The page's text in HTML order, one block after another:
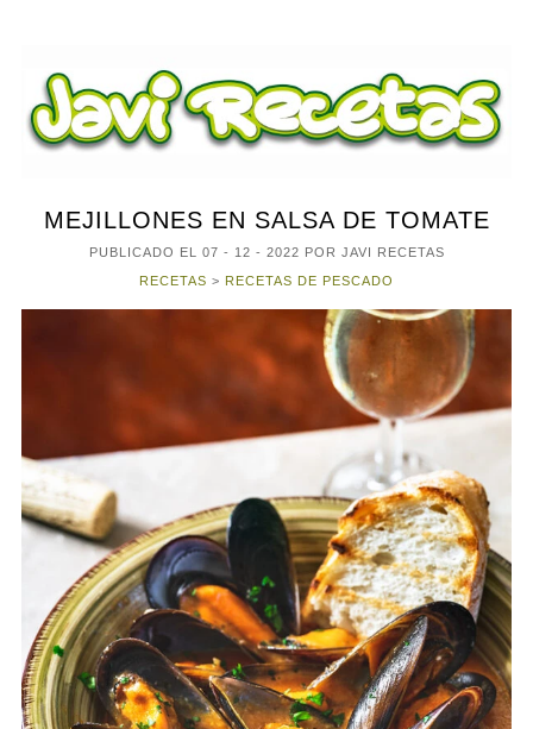
MEJILLONES EN SALSA DE TOMATE
PUBLICADO EL 07 - 12 - 2022 POR JAVI RECETAS
RECETAS > RECETAS DE PESCADO